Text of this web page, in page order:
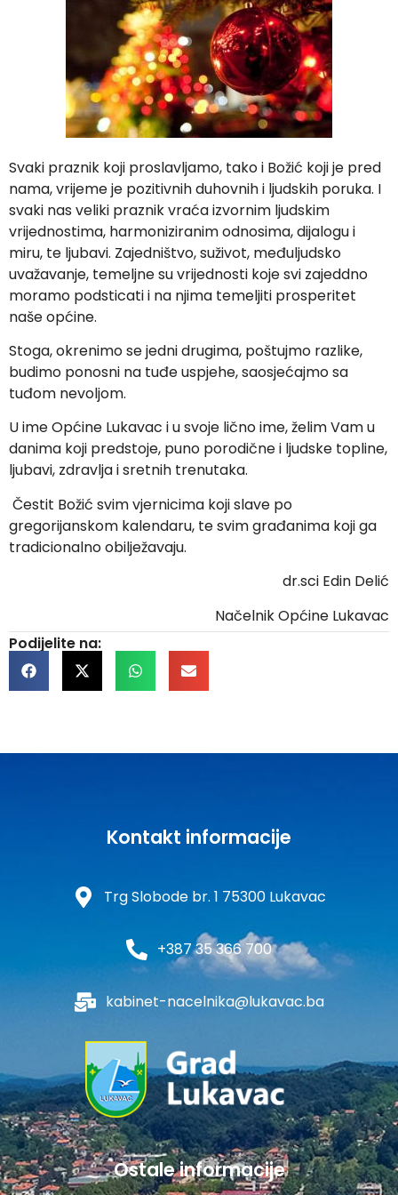
Svaki praznik koji proslavljamo, tako i Božić koji je pred
nama, vrijeme je pozitivnih duhovnih i ljudskih poruka. I
svaki nas veliki praznik vraća izvornim ljudskim
vrijednostima, harmoniziranim odnosima, dijalogu i
miru, te ljubavi. Zajedništvo, suživot, međuljudsko
uvažavanje, temeljne su vrijednosti koje svi zajeddno
moramo podsticati i na njima temeljiti prosperitet
naše općine.
Stoga, okrenimo se jedni drugima, poštujmo razlike,
budimo ponosni na tuđe uspjehe, saosjećajmo sa
tuđom nevoljom.
U ime Općine Lukavac i u svoje lično ime, želim Vam u
danima koji predstoje, puno porodične i ljudske topline,
ljubavi, zdravlja i sretnih trenutaka.
Čestit Božić svim vjernicima koji slave po
gregorijanskom kalendaru, te svim građanima koji ga
tradicionalno obilježavaju.
dr.sci Edin Delić
Načelnik Općine Lukavac
Podijelite na:
Kontakt informacije
Trg Slobode br. 1 75300 Lukavac
+387 35 366 700
kabinet-nacelnika@lukavac.ba
Ostale informacije